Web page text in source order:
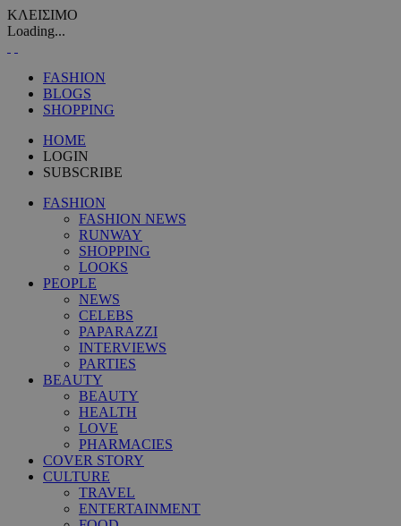
ΚΛΕΙΣΙΜΟ
Loading...
FASHION
BLOGS
SHOPPING
HOME
LOGIN
SUBSCRIBE
FASHION
FASHION NEWS
RUNWAY
SHOPPING
LOOKS
PEOPLE
NEWS
CELEBS
PAPARAZZI
INTERVIEWS
PARTIES
BEAUTY
BEAUTY
HEALTH
LOVE
PHARMACIES
COVER STORY
CULTURE
TRAVEL
ENTERTAINMENT